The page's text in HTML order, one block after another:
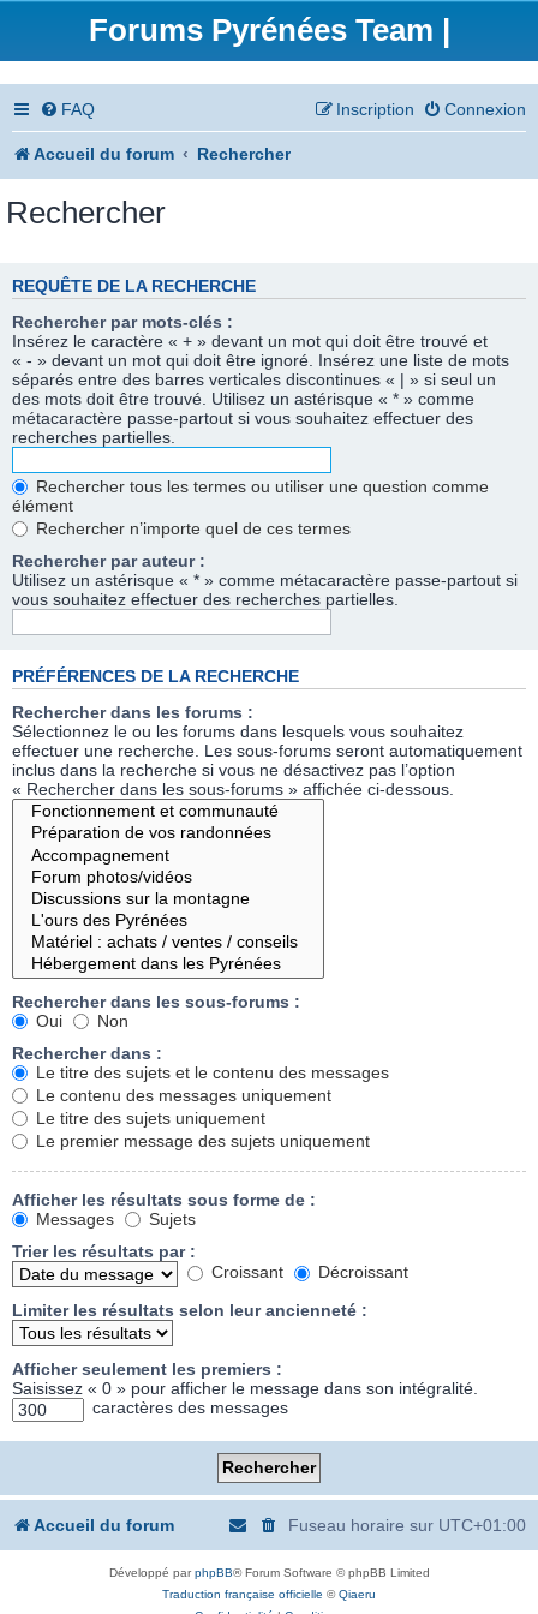
Forums Pyrénées Team |
FAQ Connexion
Inscription
Accueil du forum Rechercher
Rechercher
REQUÊTE DE LA RECHERCHE
Rechercher par mots-clés :
Insérez le caractère « + » devant un mot qui doit être trouvé et
« - » devant un mot qui doit être ignoré. Insérez une liste de mots
séparés entre des barres verticales discontinues « | » si seul un
des mots doit être trouvé. Utilisez un astérisque « * » comme
métacaractère passe-partout si vous souhaitez effectuer des
recherches partielles.
Rechercher tous les termes ou utiliser une question comme
élément
Rechercher n’importe quel de ces termes
Rechercher par auteur :
Utilisez un astérisque « * » comme métacaractère passe-partout si
vous souhaitez effectuer des recherches partielles.
PRÉFÉRENCES DE LA RECHERCHE
Rechercher dans les forums :
Sélectionnez le ou les forums dans lesquels vous souhaitez
effectuer une recherche. Les sous-forums seront automatiquement
inclus dans la recherche si vous ne désactivez pas l’option
« Rechercher dans les sous-forums » affichée ci-dessous.
Rechercher dans les sous-forums :
Oui
Non
Rechercher dans :
Le titre des sujets et le contenu des messages
Le contenu des messages uniquement
Le titre des sujets uniquement
Le premier message des sujets uniquement
Afficher les résultats sous forme de :
Messages
Sujets
Trier les résultats par :
Croissant
Décroissant
Limiter les résultats selon leur ancienneté :
Afficher seulement les premiers :
Saisissez « 0 » pour afficher le message dans son intégralité.
caractères des messages
Accueil du forum Fuseau horaire sur UTC+01:00
Développé parphpBB® Forum Software © phpBB Limited
Traduction française officielle ©Qiaeru